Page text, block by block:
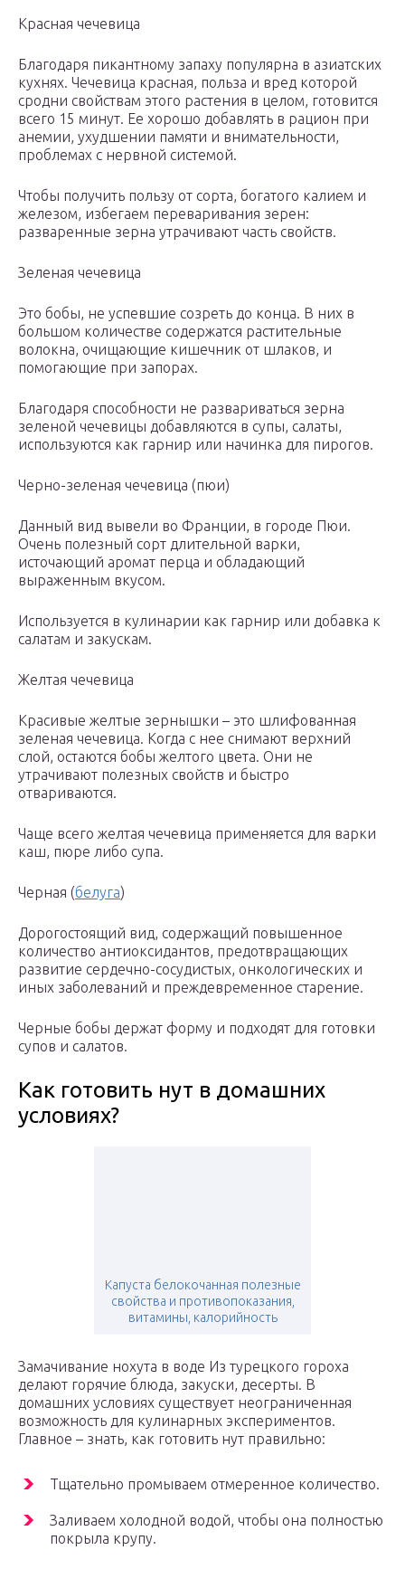
Красная чечевица
Благодаря пикантному запаху популярна в азиатских
кухнях. Чечевица красная, польза и вред которой
сродни свойствам этого растения в целом, готовится
всего 15 минут. Ее хорошо добавлять в рацион при
анемии, ухудшении памяти и внимательности,
проблемах с нервной системой.
Чтобы получить пользу от сорта, богатого калием и
железом, избегаем переваривания зерен:
разваренные зерна утрачивают часть свойств.
Зеленая чечевица
Это бобы, не успевшие созреть до конца. В них в
большом количестве содержатся растительные
волокна, очищающие кишечник от шлаков, и
помогающие при запорах.
Благодаря способности не развариваться зерна
зеленой чечевицы добавляются в супы, салаты,
используются как гарнир или начинка для пирогов.
Черно-зеленая чечевица (пюи)
Данный вид вывели во Франции, в городе Пюи.
Очень полезный сорт длительной варки,
источающий аромат перца и обладающий
выраженным вкусом.
Используется в кулинарии как гарнир или добавка к
салатам и закускам.
Желтая чечевица
Красивые желтые зернышки – это шлифованная
зеленая чечевица. Когда с нее снимают верхний
слой, остаются бобы желтого цвета. Они не
утрачивают полезных свойств и быстро
отвариваются.
Чаще всего желтая чечевица применяется для варки
каш, пюре либо супа.
Черная (белуга)
Дорогостоящий вид, содержащий повышенное
количество антиоксидантов, предотвращающих
развитие сердечно-сосудистых, онкологических и
иных заболеваний и преждевременное старение.
Черные бобы держат форму и подходят для готовки
супов и салатов.
Как готовить нут в домашних
условиях?
Капуста белокочанная полезные
свойства и противопоказания,
витамины, калорийность
Замачивание нохута в воде Из турецкого гороха
делают горячие блюда, закуски, десерты. В
домашних условиях существует неограниченная
возможность для кулинарных экспериментов.
Главное – знать, как готовить нут правильно:
Тщательно промываем отмеренное количество.
Заливаем холодной водой, чтобы она полностью
покрыла крупу.